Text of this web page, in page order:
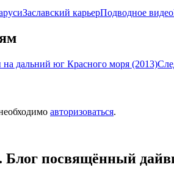
Заславский карьерПодводное видео
на дальний юг Красного моря (2013)
авторизоваться.
Блог посвящённый